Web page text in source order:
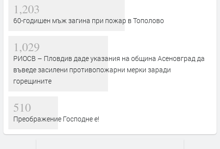
1,203
60-годишен мъж загина при пожар в Тополово
1,029
РИОСВ – Пловдив даде указания на община Асеновград да
въведе засилени противопожарни мерки заради
горещините
510
Преображение Господне е!